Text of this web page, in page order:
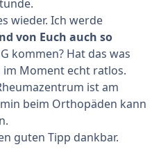
wieder. Ich werde
von Euch auch so
kommen? Hat das was
im Moment echt ratlos.
ist am
beim Orthopäden kann
guten Tipp dankbar.